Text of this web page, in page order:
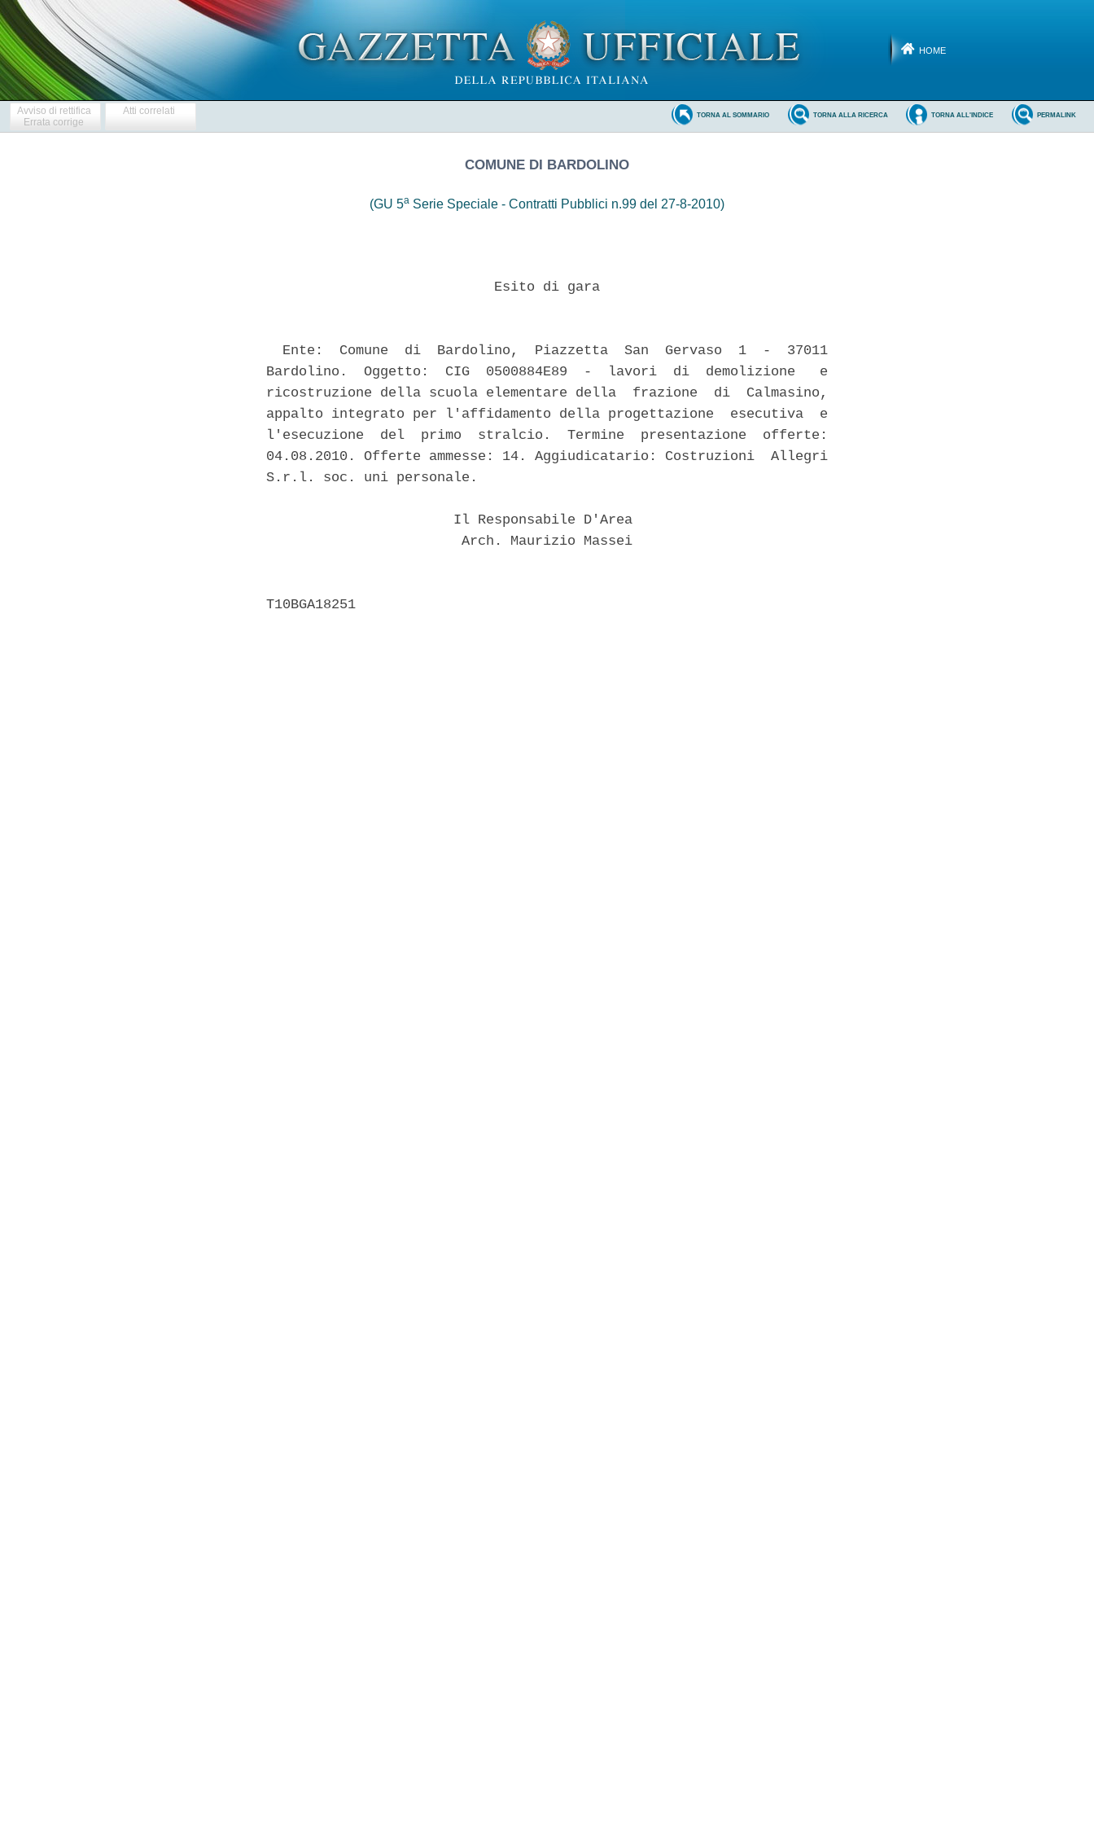
HOME
Avviso di rettifica
Errata corrige
Atti correlati PERMALINK
TORNA ALL'INDICE
TORNA ALLA RICERCA
TORNA AL SOMMARIO
COMUNE DI BARDOLINO
(GU 5a Serie Speciale - Contratti Pubblici n.99 del 27-8-2010)
                            Esito di gara
  Ente:  Comune  di  Bardolino,  Piazzetta  San  Gervaso  1  -  37011
Bardolino.  Oggetto:  CIG  0500884E89  -  lavori  di  demolizione   e
ricostruzione della scuola elementare della  frazione  di  Calmasino,
appalto integrato per l'affidamento della progettazione  esecutiva  e
l'esecuzione  del  primo  stralcio.  Termine  presentazione  offerte:
04.08.2010. Offerte ammesse: 14. Aggiudicatario: Costruzioni  Allegri
S.r.l. soc. uni personale.
                       Il Responsabile D'Area
                        Arch. Maurizio Massei